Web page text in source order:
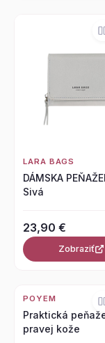
LARA BAGS
DÁMSKA
Sivá
23,90 €
Zobraziť
POYEM
Praktická
pravej kože